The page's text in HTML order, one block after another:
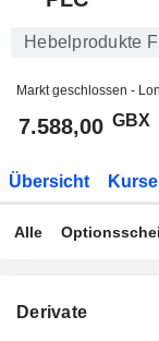
Hebelprodukte
Markt geschlossen -
7.588,00 GBX
Übersicht Kurse
Alle
Derivate